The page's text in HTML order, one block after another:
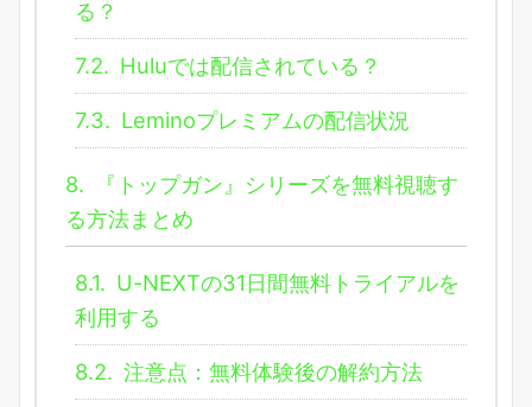
る？
7.2. Huluでは配信されている？
7.3. Leminoプレミアムの配信状況
8.
『トップガン』シリーズを無料視聴す
る方法まとめ
8.1. U-NEXTの31日間無料トライアルを
利用する
8.2. 注意点：無料体験後の解約方法